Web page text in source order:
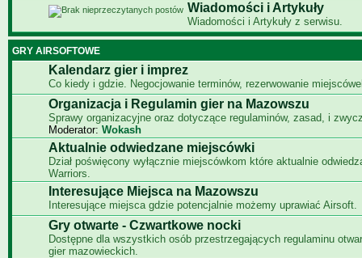
Wiadomości i Artykuły
Wiadomości i Artykuły z serwisu.
GRY AIRSOFTOWE
Kalendarz gier i imprez
Co kiedy i gdzie. Negocjowanie terminów, rezerwowanie
Organizacja i Regulamin gier na Mazowszu
Sprawy organizacyjne oraz dotyczące regulaminów, zasad, i
Moderator: Wokash
Aktualnie odwiedzane miejscówki
Dział poświęcony wyłącznie miejscówkom które aktualnie
Warriors.
Interesujące Miejsca na Mazowszu
Interesujące miejsca gdzie potencjalnie możemy uprawiać Airsoft.
Gry otwarte - Czwartkowe nocki
Dostępne dla wszystkich osób przestrzegających regulaminu
gier mazowieckich.